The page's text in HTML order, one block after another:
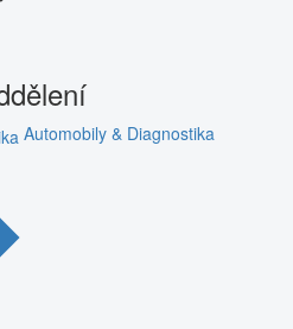
Automobily & Diagnostika